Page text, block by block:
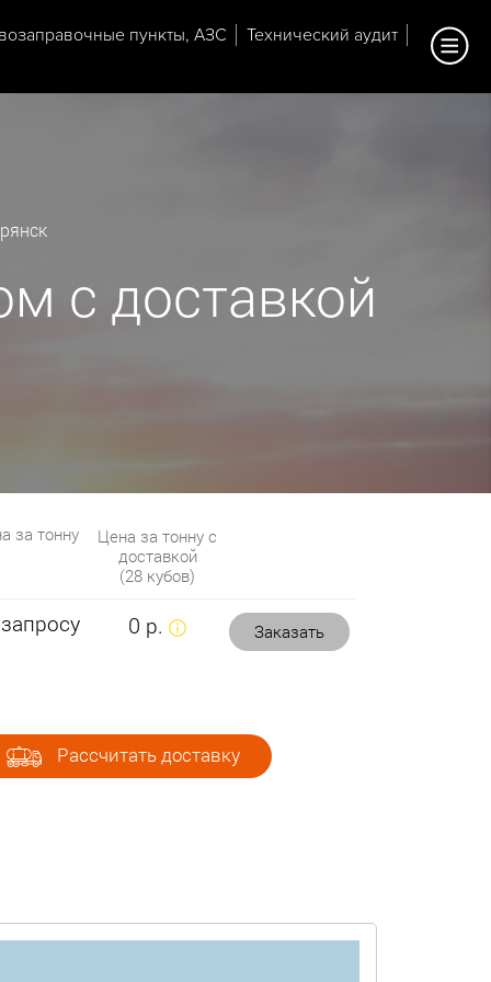
пункты, АЗС
Технический аудит
с доставкой
за тонну
Цена за тонну с
доставкой
(28 кубов)
0 р. Заказать
Рассчитать доставку